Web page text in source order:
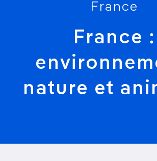
VotreFrance
France :
nature et